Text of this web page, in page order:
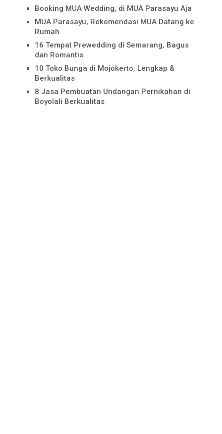
Booking MUA Wedding, di MUA Parasayu Aja
MUA Parasayu, Rekomendasi MUA Datang ke
Rumah
16 Tempat Prewedding di Semarang, Bagus
dan Romantis
10 Toko Bunga di Mojokerto, Lengkap &
Berkualitas
8 Jasa Pembuatan Undangan Pernikahan di
Boyolali Berkualitas